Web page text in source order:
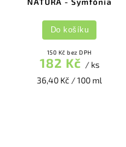
150 Kč bez DPH
182 Kč / ks
36,40 Kč / 100 ml
Do košíku